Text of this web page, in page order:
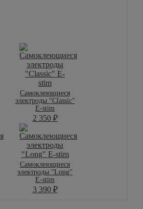
Самоклеющиеся
электроды "Classic"
E-stim
2 350 ₽
Самоклеющиеся
электроды "Long"
E-stim
3 390 ₽